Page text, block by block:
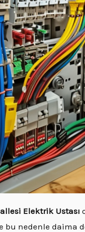
Elektrik Ustası
nedenle daima